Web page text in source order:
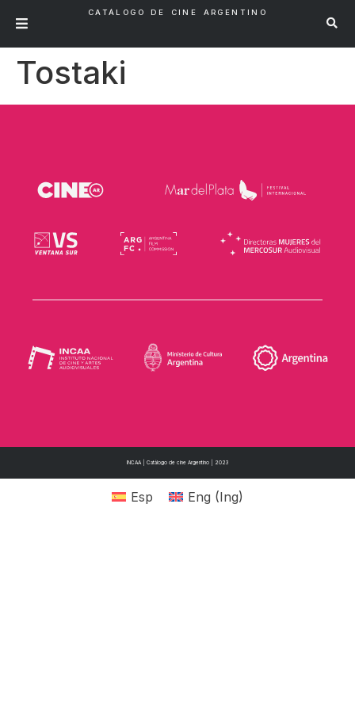
CATÁLOGO DE CINE ARGENTINO
Tostaki
INCAA | Catálogo de cine Argentino | 2023
Esp Eng (Ing)